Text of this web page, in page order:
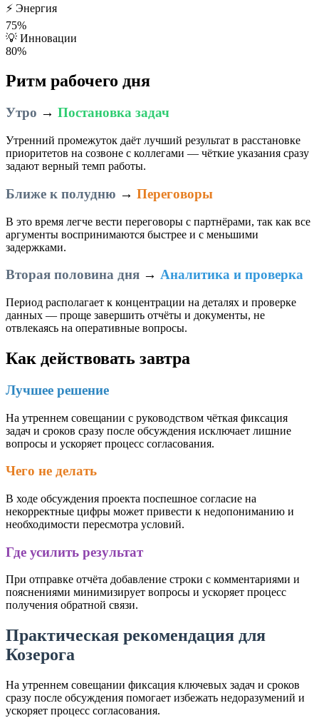
⚡ Энергия
75%
💡 Инновации
80%
Ритм рабочего дня
Утро → Постановка задач
Утренний промежуток даёт лучший результат в расстановке
приоритетов на созвоне с коллегами — чёткие указания сразу
задают верный темп работы.
Ближе к полудню → Переговоры
В это время легче вести переговоры с партнёрами, так как все
аргументы воспринимаются быстрее и с меньшими
задержками.
Вторая половина дня → Аналитика и проверка
Период располагает к концентрации на деталях и проверке
данных — проще завершить отчёты и документы, не
отвлекаясь на оперативные вопросы.
Как действовать завтра
Лучшее решение
На утреннем совещании с руководством чёткая фиксация
задач и сроков сразу после обсуждения исключает лишние
вопросы и ускоряет процесс согласования.
Чего не делать
В ходе обсуждения проекта поспешное согласие на
некорректные цифры может привести к недопониманию и
необходимости пересмотра условий.
Где усилить результат
При отправке отчёта добавление строки с комментариями и
пояснениями минимизирует вопросы и ускоряет процесс
получения обратной связи.
Практическая рекомендация для
Козерога
На утреннем совещании фиксация ключевых задач и сроков
сразу после обсуждения помогает избежать недоразумений и
ускоряет процесс согласования.